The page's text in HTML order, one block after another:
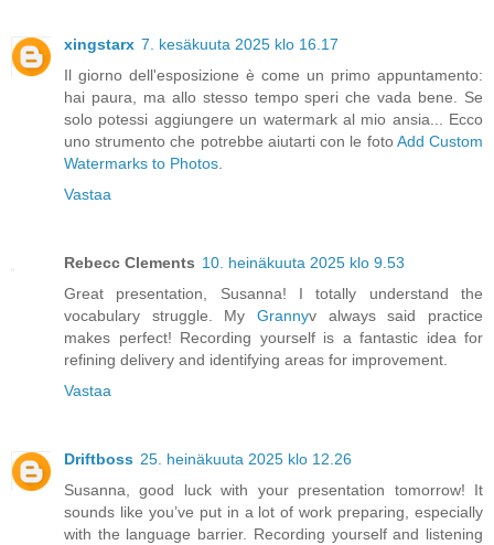
xingstarx 7. kesäkuuta 2025 klo 16.17
Il giorno dell'esposizione è come un primo appuntamento:
hai paura, ma allo stesso tempo speri che vada bene. Se
solo potessi aggiungere un watermark al mio ansia... Ecco
uno strumento che potrebbe aiutarti con le fotoAdd Custom
Watermarks to Photos
Vastaa
Rebecc Clements 10. heinäkuuta 2025 klo 9.53
Great presentation, Susanna! I totally understand the
vocabulary struggle. My Grannyv always said practice
makes perfect! Recording yourself is a fantastic idea for
refining delivery and identifying areas for improvement.
Vastaa
Driftboss 25. heinäkuuta 2025 klo 12.26
Susanna, good luck with your presentation tomorrow! It
sounds like you’ve put in a lot of work preparing, especially
with the language barrier. Recording yourself and listening